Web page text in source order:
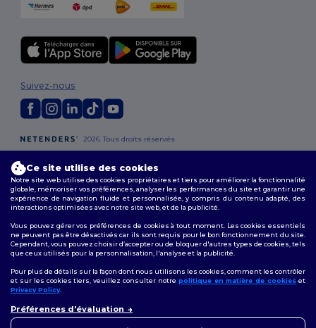
2026. Tous droits réservés
Conditions Générales|Politique de personnalisation|Politique de
Confidentialité| Politique de Cookies
Suivez-nous
Bruxelles| Anvers |Mortsel | Malines| Lierre|Turnhout| Geel|
Herentals| Hoogstraten | Bruges
Ce site utilise des cookies
Notre site web utilise des cookies propriétaires et tiers pour améliorer la fonctionnalité
globale, mémoriser vos préférences, analyser les performances du site et garantir une
expérience de navigation fluide et personnalisée, y compris du contenu adapté, des
interactions optimisées avec notre site web, et de la publicité.
Vous pouvez gérer vos préférences de cookies à tout moment. Les cookies essentiels
ne peuvent pas être désactivés car ils sont requis pour le bon fonctionnement du site.
Cependant, vous pouvez choisir d’accepter ou de bloquer d'autres types de cookies, tels
que ceux utilisés pour la personnalisation, l'analyse et la publicité.
Pour plus de détails sur la façon dont nous utilisons les cookies, comment les contrôler
et sur les cookies tiers, veuillez consulter notre politique en matière de cookies et
Privacy Policy.
Préférences d'évaluation